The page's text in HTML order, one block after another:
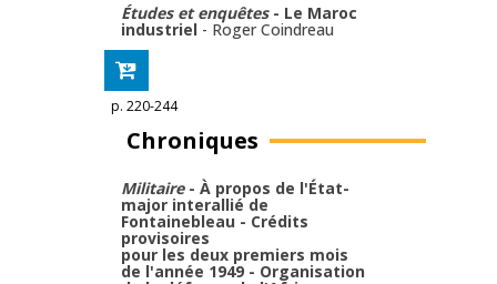
Études et enquêtes- Le Maroc
industriel - Roger Coindreau
p. 220-244
Chroniques
Militaire - À propos de l'État-
major interallié de
Fontainebleau - Crédits
provisoires
pour les deux premiers mois
de l'année 1949 - Organisation